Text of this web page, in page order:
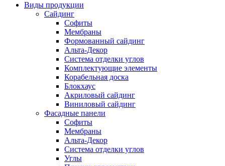
Виды продукции
Сайдинг
Софиты
Мембраны
Формованный сайдинг
Альта-Декор
Система отделки углов
Комплектующие элементы
Корабельная доска
Блокхаус
Акриловый сайдинг
Виниловый сайдинг
Фасадные панели
Софиты
Мембраны
Альта-Декор
Система отделки углов
Углы